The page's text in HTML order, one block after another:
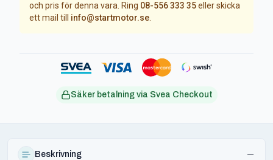
och pris för denna vara. Ring 08-556 333 35eller skicka
ett mail till
info@startmotor.se.
Säker betalning via Svea Checkout
Beskrivning